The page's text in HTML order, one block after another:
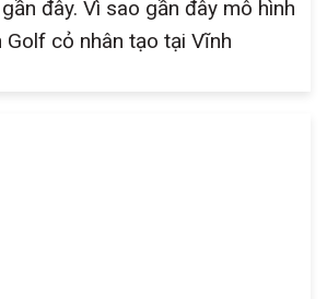
đây. Vì sao gần đây mô hình
Golf cỏ nhân tạo tại Vĩnh